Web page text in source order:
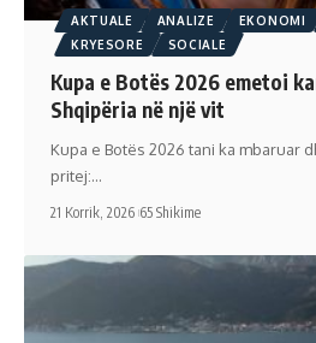
AKTUALE ANALIZE EKONOMI
KRYESORE
SOCIALE
Kupa e Botës 2026 emetoi
Shqipëria në një vit
Kupa e Botës 2026 tani ka mbaruar
pritej:…
21 Korrik, 2026 65 Shikime